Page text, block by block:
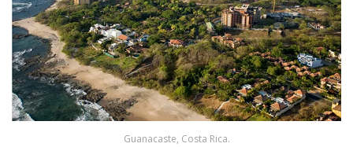
Guanacaste, Costa Rica.